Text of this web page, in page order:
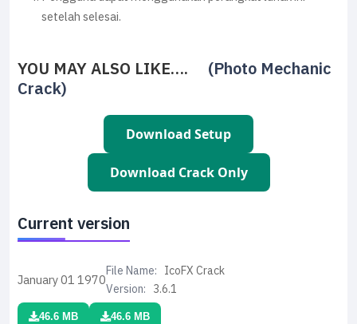
setelah selesai.
YOU MAY ALSO LIKE…. (Photo Mechanic
Crack)
Download Setup
Download Crack Only
Current version
January 011970
File Name: IcoFX Crack
Version: 3.6.1
46.6 MB 46.6 MB